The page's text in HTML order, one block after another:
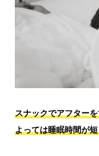
スナックでアフター
よっては睡眠時間が短